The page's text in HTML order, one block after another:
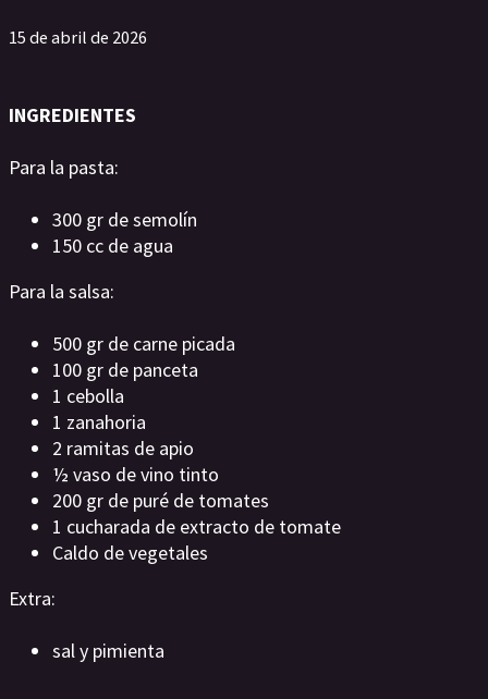
15 de abril de 2026
INGREDIENTES
Para la pasta:
300 gr de semolín
150 cc de agua
Para la salsa:
500 gr de carne picada
100 gr de panceta
1 cebolla
1 zanahoria
2 ramitas de apio
½ vaso de vino tinto
200 gr de puré de tomates
1 cucharada de extracto de tomate
Caldo de vegetales
Extra:
sal y pimienta